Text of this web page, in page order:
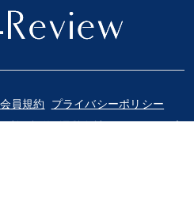
会員規約
プライバシーポリシー
利用規約 運営会社 サイトマップ